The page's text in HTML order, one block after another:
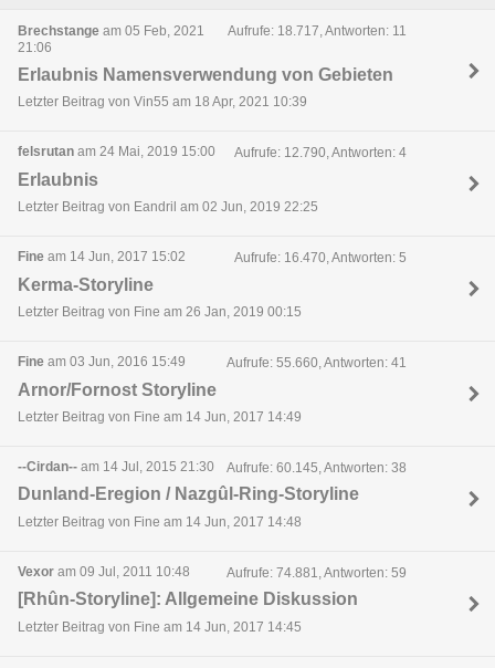
Brechstange am 05 Feb, 2021
21:06
Aufrufe: 18.717, Antworten: 11
Erlaubnis Namensverwendung von Gebieten
Letzter Beitrag von Vin55 am 18 Apr, 2021 10:39
felsrutan am 24 Mai, 2019 15:00 Aufrufe: 12.790, Antworten: 4
Erlaubnis
Letzter Beitrag von Eandril am 02 Jun, 2019 22:25
Fine am 14 Jun, 2017 15:02 Aufrufe: 16.470, Antworten: 5
Kerma-Storyline
Letzter Beitrag von Fine am 26 Jan, 2019 00:15
Fine am 03 Jun, 2016 15:49 Aufrufe: 55.660, Antworten: 41
Arnor/Fornost Storyline
Letzter Beitrag von Fine am 14 Jun, 2017 14:49
--Cirdan-- am 14 Jul, 2015 21:30 Aufrufe: 60.145, Antworten: 38
Dunland-Eregion / Nazgûl-Ring-Storyline
Letzter Beitrag von Fine am 14 Jun, 2017 14:48
Vexor am 09 Jul, 2011 10:48 Aufrufe: 74.881, Antworten: 59
[Rhûn-Storyline]: Allgemeine Diskussion
Letzter Beitrag von Fine am 14 Jun, 2017 14:45